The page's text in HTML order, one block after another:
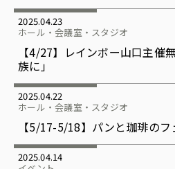
2025.04.23
ホール・会議室・スタジオ
【4/27】レインボー山口主催
族に」
2025.04.22
ホール・会議室・スタジオ
【5/17-5/18】パンと珈琲の
2025.04.14